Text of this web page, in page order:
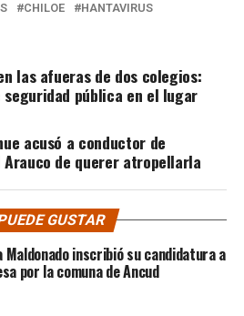
CHILOE
HANTAVIRUS
las afueras de dos colegios:
seguridad pública en el lugar
acusó a conductor de
de querer atropellarla
GUSTAR
Maldonado inscribió su candidatura a
por la comuna de Ancud